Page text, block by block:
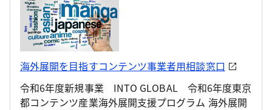
海外展開を目指すコンテンツ事業者用相談窓口
令和6年度新規事業 INTO GLOBAL 令和6年度東京
都コンテンツ産業海外展開支援プログラム 海外展開